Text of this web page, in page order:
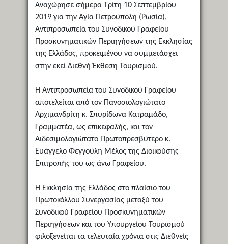
Αναχώρησε σήμερα Τρίτη 10 Σεπτεμβρίου
2019 για την Αγία Πετρούπολη (Ρωσία),
Αντιπροσωπεία του Συνοδικού Γραφείου
Προσκυνηματικών Περιηγήσεων της Εκκλησίας
της Ελλάδος, προκειμένου να συμμετάσχει
στην εκεί Διεθνή Έκθεση Τουρισμού.
Η Αντιπροσωπεία του Συνοδικού Γραφείου
αποτελείται από τον Πανοσιολογιώτατο
Αρχιμανδρίτη κ. Σπυρίδωνα Κατραμάδο,
Γραμματέα, ως επικεφαλής, και τον
Αιδεσιμολογιώτατο Πρωτοπρεσβύτερο κ.
Ευάγγελο Φεγγούλη Μέλος της Διοικούσης
Επιτροπής του ως άνω Γραφείου.
Η Εκκλησία της Ελλάδος στο πλαίσιο του
Πρωτοκόλλου Συνεργασίας μεταξύ του
Συνοδικού Γραφείου Προσκυνηματικών
Περιηγήσεων και του Υπουργείου Τουρισμού
φιλοξενείται τα τελευταία χρόνια στις Διεθνείς